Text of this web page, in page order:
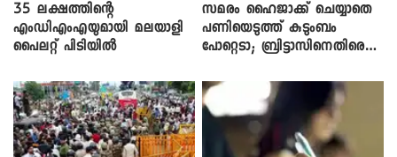
35 ലക്ഷത്തിന്റെ
എംഡിഎംഎയുമായി മലയാളി
പൈലറ്റ് പിടിയിൽ
സമരം ഹൈജാക്ക് ചെയ്യാതെ
പണിയെടുത്ത് കുടുംബം
പോറ്റെടാ; ബ്രിട്ടാസിനെതിരെ